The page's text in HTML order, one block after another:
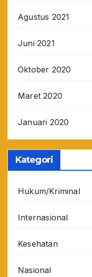
Agustus 2021
Juni 2021
Oktober 2020
Maret 2020
Januari 2020
Kategori
Hukum/Kriminal
Internasional
Kesehatan
Nasional